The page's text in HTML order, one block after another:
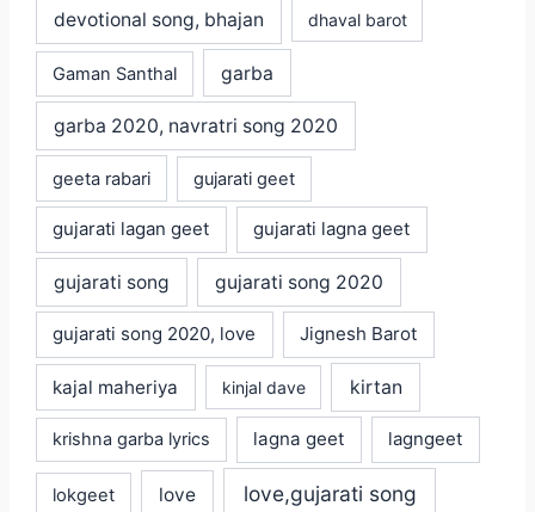
devotional song, bhajan dhaval barot
Gaman Santhal garba
garba 2020, navratri song 2020
geeta rabari gujarati geet
gujarati lagan geet gujarati lagna geet
gujarati song gujarati song 2020
gujarati song 2020, love Jignesh Barot
kajal maheriya kinjal dave kirtan
krishna garba lyrics lagna geet lagngeet
lokgeet love love,gujarati song